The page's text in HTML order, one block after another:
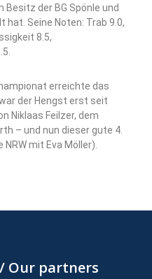
Besitz der BG Spönle und
Seine Noten: Trab 9.0,
8.5,
erreichte das
der Hengst erst seit
Niklaas Feilzer, dem
– und nun dieser gute 4.
mit Eva Möller).
Our partners